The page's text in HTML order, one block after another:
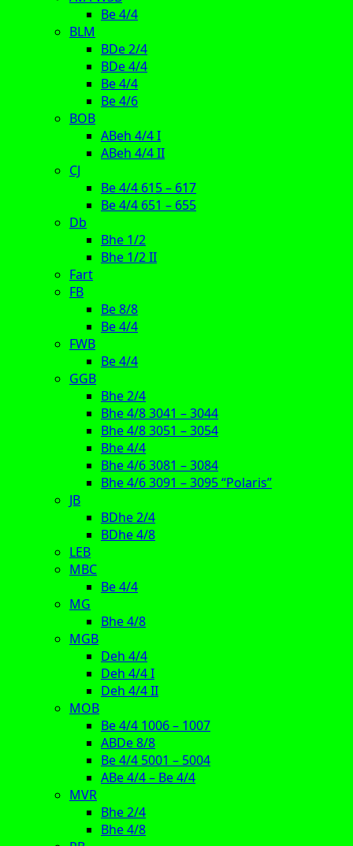
Be 4/4
BLM
BDe 2/4
BDe 4/4
Be 4/4
Be 4/6
BOB
ABeh 4/4 I
ABeh 4/4 II
CJ
Be 4/4 615 – 617
Be 4/4 651 – 655
Db
Bhe 1/2
Bhe 1/2 II
Fart
FB
Be 8/8
Be 4/4
FWB
Be 4/4
GGB
Bhe 2/4
Bhe 4/8 3041 – 3044
Bhe 4/8 3051 – 3054
Bhe 4/4
Bhe 4/6 3081 – 3084
Bhe 4/6 3091 – 3095 “Polaris”
JB
BDhe 2/4
BDhe 4/8
LEB
MBC
Be 4/4
MG
Bhe 4/8
MGB
Deh 4/4
Deh 4/4 I
Deh 4/4 II
MOB
Be 4/4 1006 – 1007
ABDe 8/8
Be 4/4 5001 – 5004
ABe 4/4 – Be 4/4
MVR
Bhe 2/4
Bhe 4/8